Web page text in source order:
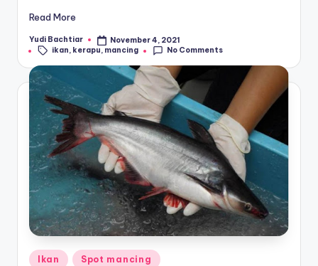
Read More
Posted
by
Yudi Bachtiar November 4, 2021
Tags:
ikan, kerapu, mancing No Comments
Posted
Ikan Spot mancing